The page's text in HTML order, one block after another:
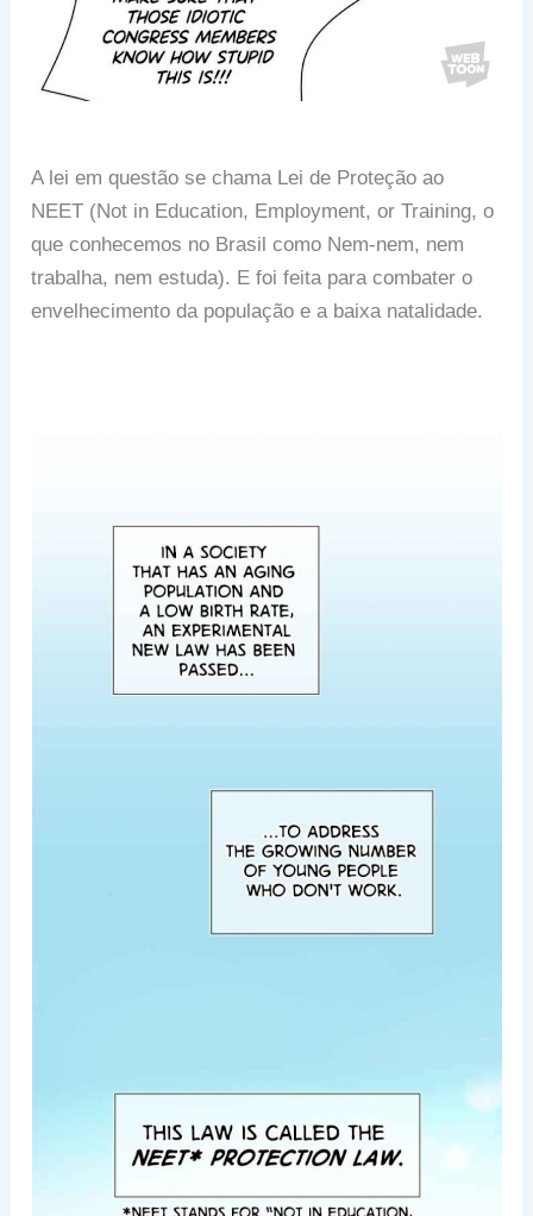
A lei em questão se chama Lei de Proteção ao
NEET (Not in Education, Employment, or Training, o
que conhecemos no Brasil como Nem-nem, nem
trabalha, nem estuda). E foi feita para combater o
envelhecimento da população e a baixa natalidade.